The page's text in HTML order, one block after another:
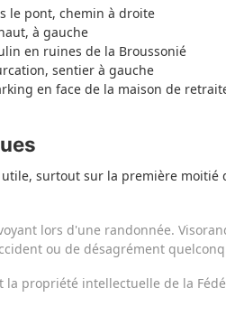
le pont, chemin à droite
à gauche
en ruines de la Broussonié
sentier à gauche
en face de la maison de
surtout sur la première moitié
lors d'une randonnée.
ou de désagrément
la propriété intellectuelle de la